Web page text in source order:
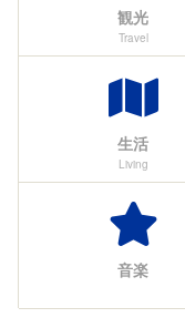
観光
Travel
生活
Living
音楽